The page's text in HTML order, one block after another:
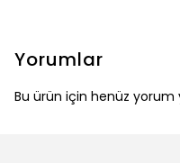
Yorumlar
Bu ürün için henüz yorum